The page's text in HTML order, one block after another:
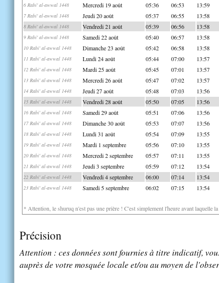
6 Rabi' al-awwal 1448 Mercredi 19 août 05:36 06:53 13:59
7 Rabi' al-awwal 1448 Jeudi 20 août 05:37 06:55 13:58
8 Rabi' al-awwal 1448 Vendredi 21 août 05:39 06:56 13:58
9 Rabi' al-awwal 1448 Samedi 22 août 05:40 06:57 13:58
10 Rabi' al-awwal 1448 Dimanche 23 août 05:42 06:58 13:58
11 Rabi' al-awwal 1448 Lundi 24 août 05:44 07:00 13:57
12 Rabi' al-awwal 1448 Mardi 25 août 05:45 07:01 13:57
13 Rabi' al-awwal 1448 Mercredi 26 août 05:47 07:02 13:57
14 Rabi' al-awwal 1448 Jeudi 27 août 05:48 07:03 13:56
15 Rabi' al-awwal 1448 Vendredi 28 août 05:50 07:05 13:56
16 Rabi' al-awwal 1448 Samedi 29 août 05:51 07:06 13:56
17 Rabi' al-awwal 1448 Dimanche 30 août 05:53 07:07 13:56
18 Rabi' al-awwal 1448 Lundi 31 août 05:54 07:09 13:55
19 Rabi' al-awwal 1448 Mardi 1 septembre 05:56 07:10 13:55
20 Rabi' al-awwal 1448 Mercredi 2 septembre 05:57 07:11 13:55
21 Rabi' al-awwal 1448 Jeudi 3 septembre 05:59 07:12 13:54
22 Rabi' al-awwal 1448 Vendredi 4 septembre 06:00 07:14 13:54
23 Rabi' al-awwal 1448 Samedi 5 septembre 06:02 07:15 13:54
* Attention, le shuruq n'est pas une prière ! C'est simplement l'heure avant laquelle
Précision
Attention : ces données sont fournies à titre indicatif,
auprès de votre mosquée locale et/ou au moyen de